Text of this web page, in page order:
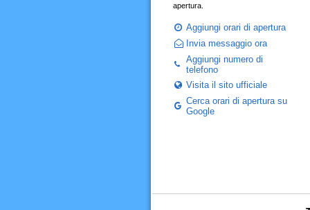
apertura.
Aggiungi orari di apertura
Invia messaggio ora
Aggiungi numero di
telefono
Visita il sito ufficiale
Cerca orari di apertura su
Google